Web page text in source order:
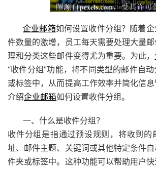
企业邮箱如何设置收件分组？随着
件数量的激增，员工每天需要处理大量
理和分类这些邮件变得尤为重要。为此，
“收件分组”功能，将不同类型的邮件自
或标签中，从而提高工作效率并简化信
介绍企业邮箱如何设置收件分组。
一、什么是收件分组？
收件分组是指通过预设规则，将收到的
址、邮件主题、关键词或其他特定条件
件夹或标签中。这种功能可以帮助用户快